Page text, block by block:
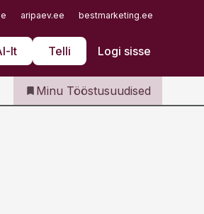
aripaev.ee bestmarketing.ee
lt Telli Logi sisse
Iseteenindus
Telli Tööstusuudised
Minu Tööstusuudised